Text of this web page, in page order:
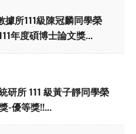
據所111級陳冠麟同學榮
年度碩博士論文獎...
研所 111 級黃子靜同學榮
-優等獎!!...